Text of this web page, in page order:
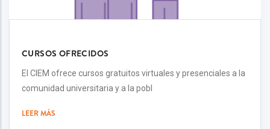
CURSOS OFRECIDOS
El CIEM ofrece cursos gratuitos virtuales y presenciales a la
comunidad universitaria y a la pobl
LEER MÁS